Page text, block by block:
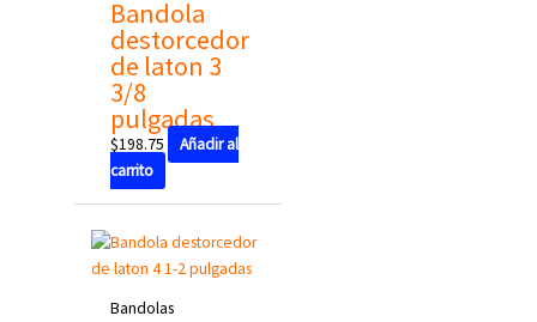
Bandola
destorcedor
de laton 3
3/8
pulgadas
$198.75
Añadir al
carrito
Bandolas